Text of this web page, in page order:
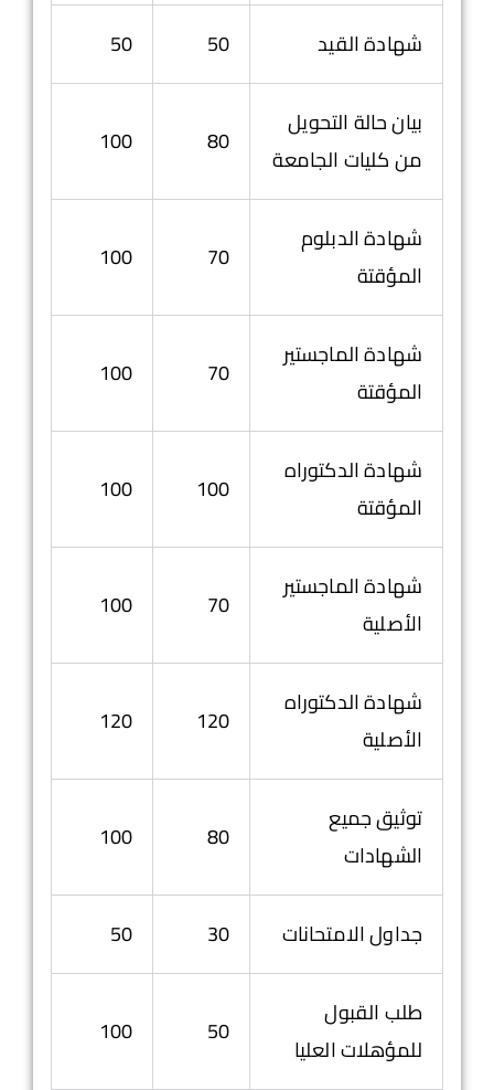
شهادة القيد 50
50
بيان حالة التحويل
من كليات الجامعة
80
100
شهادة الدبلوم
المؤقتة
70
100
شهادة الماجستير
المؤقتة
70
100
شهادة الدكتوراه
المؤقتة
100
100
شهادة الماجستير
الأصلية
70
100
شهادة الدكتوراه
الأصلية
120
120
توثيق جميع
الشهادات
80
100
جداول الامتحانات 30
50
طلب القبول
للمؤهلات العليا
50
100